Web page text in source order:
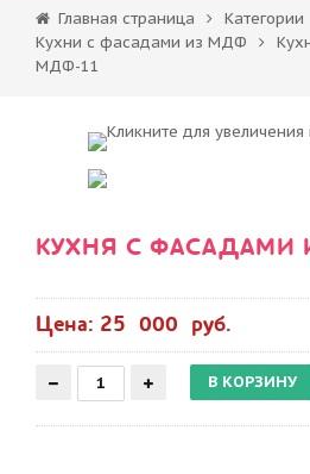
Главная страница Категории
Кухни с фасадами из МДФ
МДФ-11
КУХНЯ С ФАСАДАМИ
Цена: 25 000 руб.